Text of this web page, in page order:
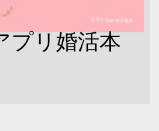
プリ婚活本